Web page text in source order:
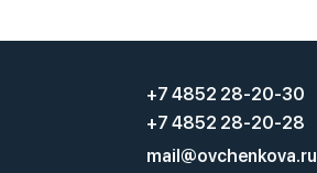
+7 4852 28-20-30
+7 4852 28-20-28
mail@ovchenkova.ru